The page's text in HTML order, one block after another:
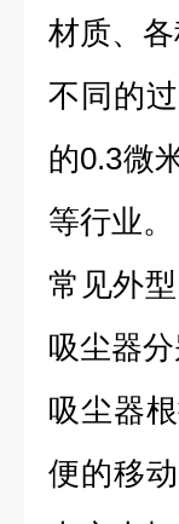
材质、
不同的
的0.3微
等行业。
常见外
吸尘器
吸尘器
便的移